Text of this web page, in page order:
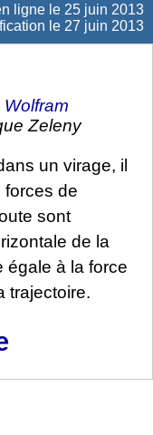
ligne le 25 juin 2013
le 27 juin 2013
Wolfram
Zeleny
un virage, il
forces de
sont
de la
égale à la force
trajectoire.